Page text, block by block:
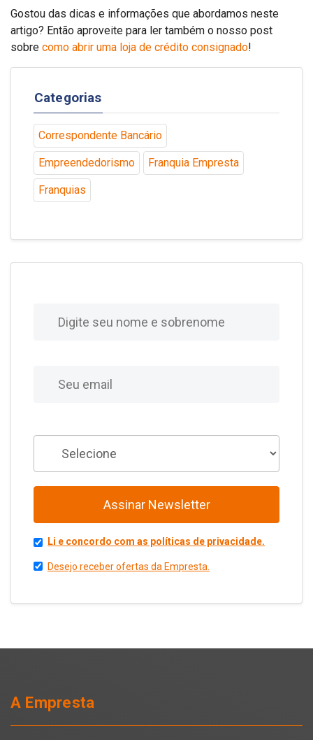
Gostou das dicas e informações que abordamos neste
artigo? Então aproveite para ler também o nosso post
sobre como abrir uma loja de crédito consignado!
Categorias
Correspondente Bancário
Empreendedorismo Franquia Empresta
Franquias
Assinar Newsletter
Li e concordo com as políticas de privacidade.
Desejo receber ofertas da Empresta.
A Empresta